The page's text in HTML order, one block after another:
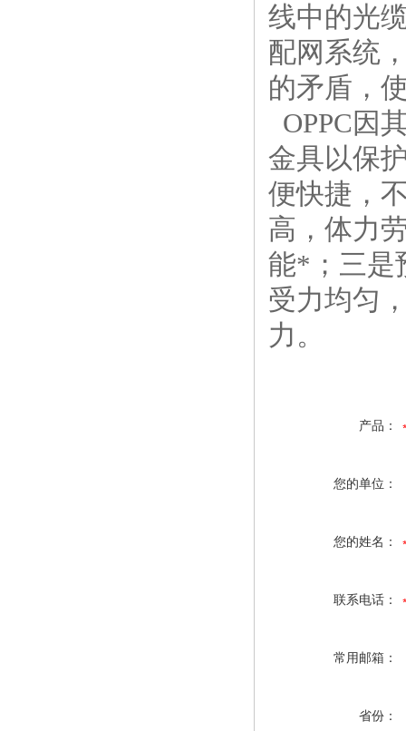
线中的光
配网系统
的矛盾，
OPPC因
金具以保
便快捷，
高，体力
能*；三是
受力均匀
力。
产品：
您的单位：
您的姓名：
联系电话：
常用邮箱：
省份：